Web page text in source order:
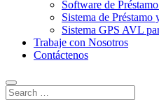
Software de
Sistema de
Sistema GPS AVL
Trabaje con Nosotros
Contáctenos